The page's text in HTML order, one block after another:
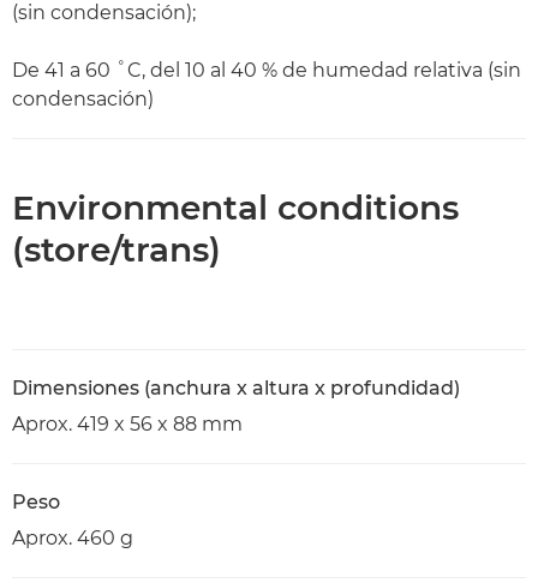
(sin condensación);
De 41 a 60 ˚C, del 10 al 40 % de humedad relativa (sin
condensación)
Environmental conditions
(store/trans)
Dimensiones (anchura x altura x profundidad)
Aprox. 419 x 56 x 88 mm
Peso
Aprox. 460 g